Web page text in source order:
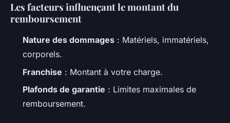
Les facteurs influençant le montant du
remboursement
Nature des dommages : Matériels, immatériels,
corporels.
Franchise : Montant à votre charge.
Plafonds de garantie : Limites maximales de
remboursement.